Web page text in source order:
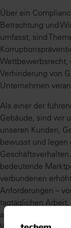
Über ein
Betrachtung und
umfasst, sind
Wettbewerbsrecht,
Verhinderung von
Unternehmen
Als einer der
Gebäude, sind wir
unseren Kunden,
bewusst und legen
bedeutende
verbundenen
Anforderungen –
tagtäglichen Arbeit,
als klare